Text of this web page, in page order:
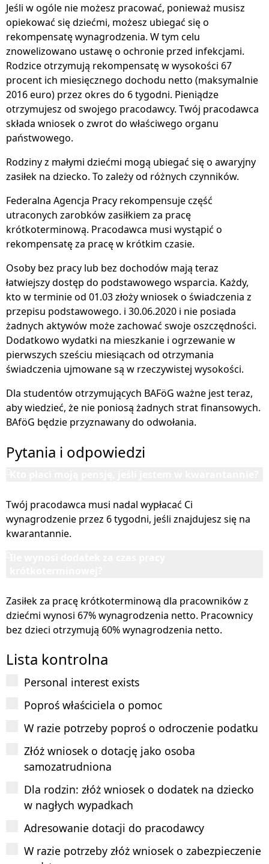
Jeśli w ogóle nie możesz pracować, ponieważ musisz
opiekować się dziećmi, możesz ubiegać się o
rekompensatę wynagrodzenia. W tym celu
znowelizowano ustawę o ochronie przed infekcjami.
Rodzice otrzymują rekompensatę w wysokości 67
procent ich miesięcznego dochodu netto (maksymalnie
2016 euro) przez okres do 6 tygodni. Pieniądze
otrzymujesz od swojego pracodawcy. Twój pracodawca
składa wniosek o zwrot do właściwego organu
państwowego.
Rodziny z małymi dziećmi mogą ubiegać się o awaryjny
zasiłek na dziecko. To zależy od różnych czynników.
Federalna Agencja Pracy rekompensuje część
utraconych zarobków zasiłkiem za pracę
krótkoterminową. Pracodawca musi wystąpić o
rekompensatę za pracę w krótkim czasie.
Osoby bez pracy lub bez dochodów mają teraz
łatwiejszy dostęp do podstawowego wsparcia. Każdy,
kto w terminie od 01.03 złoży wniosek o świadczenia z
przepisu podstawowego. i 30.06.2020 i nie posiada
żadnych aktywów może zachować swoje oszczędności.
Dodatkowo wydatki na mieszkanie i ogrzewanie w
pierwszych sześciu miesiącach od otrzymania
świadczenia ujmowane są w rzeczywistej wysokości.
Dla studentów otrzymujących BAFöG ważne jest teraz,
aby wiedzieć, że nie poniosą żadnych strat finansowych.
BAföG będzie przyznawany do odwołania.
Pytania i odpowiedzi
Twój pracodawca musi nadal wypłacać Ci
wynagrodzenie przez 6 tygodni, jeśli znajdujesz się na
kwarantannie.
Zasiłek za pracę krótkoterminową dla pracowników z
dziećmi wynosi 67% wynagrodzenia netto. Pracownicy
bez dzieci otrzymują 60% wynagrodzenia netto.
Lista kontrolna
Personal interest exists
Poproś właściciela o pomoc
W razie potrzeby poproś o odroczenie podatku
Złóż wniosek o dotację jako osoba
samozatrudniona
Dla rodzin: złóż wniosek o dodatek na dziecko
w nagłych wypadkach
Adresowanie dotacji do pracodawcy
W razie potrzeby złóż wniosek o zabezpieczenie